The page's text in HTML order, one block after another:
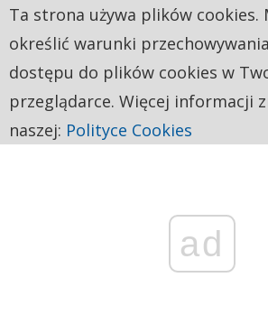
ad
Ta strona używa plików cookies.
określić warunki
dostępu do plików cookies w
przeglądarce. Więcej informacji
naszej: Polityce Cookies